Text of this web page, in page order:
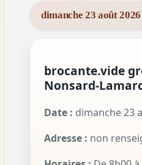
dimanche 23 août 2026
brocante.vide
Nonsard-
Date : dimanche 23
Adresse : non